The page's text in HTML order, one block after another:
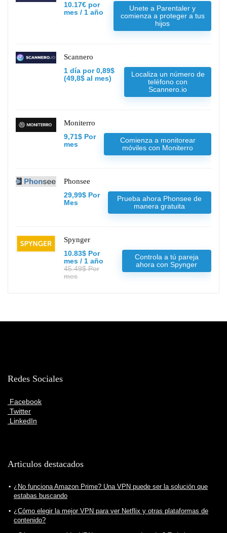
10.17€ por
mes / 1 año
Unete a Parentaler y
comienza a proteger a tus
hijos
Scannero
1 día por 0,89$
(49,8$ al mes)
Localiza un número de
teléfono con
Scannero.io
Moniterro
9,71$ Por
mes
Comienza a monitorear
móviles con Moniterro
Phonsee
29,99$ Por
Mes
Prueba ahora Phonsee de
manera gratuita
Spynger
10.83$ Por
mes / 1 año
45.49$ Por
mes
Controla a tú pareja
ahora con Spynger
Redes Sociales
Facebook
Twitter
LinkedIn
Articulos destacados
¿No funciona Amazon Prime? Una VPN puede ser la solución que
estabas buscando
¿Cómo elegir la mejor VPN para ver Netflix y otras plataformas de
contenido?